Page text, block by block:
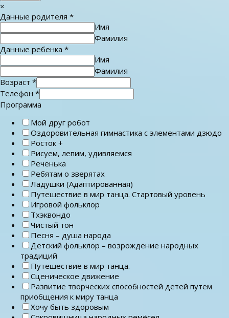
×
Данные родителя *
Имя
Фамилия
Данные ребенка *
Имя
Фамилия
Возраст *
Телефон *
Программа
Мой друг робот
Оздоровительная гимнастика с элементами дзюдо
Росток +
Рисуем, лепим, удивляемся
Реченька
Ребятам о зверятах
Ладушки (Адаптированная)
Путешествие в мир танца. Стартовый уровень
Игровой фольклор
Тхэквондо
Чистый тон
Песня – душа народа
Детский фольклор – возрождение народных
традиций
Путешествие в мир танца.
Сценическое движение
Развитие творческих способностей детей путем
приобщения к миру танца
Хочу быть здоровым